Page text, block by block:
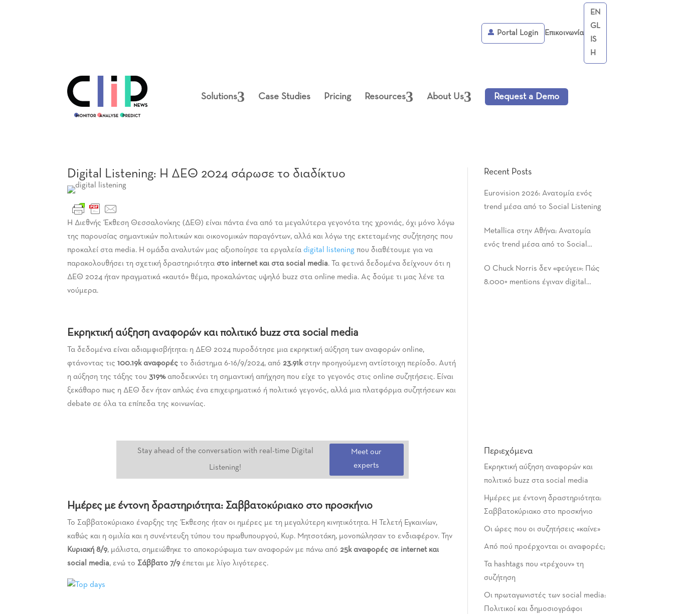
Portal Login Επικοινωνία
EN
GL
IS
H
Solutions Case Studies Pricing Resources About Us Request a Demo
Digital Listening: Η ΔΕΘ 2024 σάρωσε το διαδίκτυο
Η Διεθνής Έκθεση Θεσσαλονίκης (ΔΕΘ) είναι πάντα ένα από τα μεγαλύτερα γεγονότα της χρονιάς, όχι μόνο λόγω
της παρουσίας σημαντικών πολιτικών και οικονομικών παραγόντων, αλλά και λόγω της εκτεταμένης συζήτησης που
προκαλεί στα media. Η ομάδα αναλυτών μας αξιοποίησε τα εργαλείαdigital listening που διαθέτουμε για να
παρακολουθήσει τη σχετική δραστηριότηταστο internet και στα social media. Τα φετινά δεδομένα δείχνουν ότι η
ΔΕΘ 2024 ήταν πραγματικά «καυτό» θέμα, προκαλώντας υψηλό buzz στα online media. Ας δούμε τι μας λένε τα
νούμερα.
Εκρηκτική αύξηση αναφορών και πολιτικό buzz στα social media
Τα δεδομένα είναι αδιαμφισβήτητα: η ΔΕΘ 2024 πυροδότησε μια εκρηκτική αύξηση των αναφορών online,
φτάνοντας τις100.19k αναφορές το διάστημα 6-16/9/2024, από23.91 kστην προηγούμενη αντίστοιχη περίοδο. Αυτή
η αύξηση της τάξης του319%αποδεικνύει τη σημαντική απήχηση που είχε το γεγονός στις online συζητήσεις. Είναι
ξεκάθαρο πως η ΔΕΘ δεν ήταν απλώς ένα επιχειρηματικό ή πολιτικό γεγονός, αλλά μια πλατφόρμα συζητήσεων και
debate σε όλα τα επίπεδα της κοινωνίας.
Stay ahead of the conversation with real-time Digital
Listening!
Meet our
experts
Ημέρες με έντονη δραστηριότητα: Σαββατοκύριακο στο προσκήνιο
Το Σαββατοκύριακο έναρξης της Έκθεσης ήταν οι ημέρες με τη μεγαλύτερη κινητικότητα. Η Τελετή Εγκαινίων,
καθώς και η ομιλία και η συνέντευξη τύπου του πρωθυπουργού, Κυρ. Μητσοτάκη, μονοπώλησαν το ενδιαφέρον. Την
Κυριακή 8/9, μάλιστα, σημειώθηκε το αποκορύφωμα των αναφορών με πάνω από25k αναφορές σε internet και
social media, ενώ τοΣάββατο 7/9 έπεται με λίγο λιγότερες.
Recent Posts
Eurovision 2026: Ανατομία ενός
trend μέσα από το Social Listening
Metallica στην Αθήνα: Ανατομία
ενός trend μέσα από το Social
Ο Chuck Norris δεν «φεύγει»: Πώς
8.000+ mentions έγιναν digital
Περιεχόμενα
Εκρηκτική αύξηση αναφορών και
πολιτικό buzz στα social media
Ημέρες με έντονη δραστηριότητα:
Σαββατοκύριακο στο προσκήνιο
Οι ώρες που οι συζητήσεις «καίνε»
Από πού προέρχονται οι αναφορές;
Τα hashtags που «τρέχουν» τη
συζήτηση
Οι πρωταγωνιστές των social media:
Πολιτικοί και δημοσιογράφοι